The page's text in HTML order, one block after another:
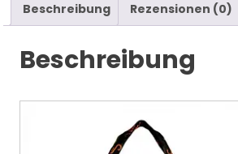
Beschreibung Rezensionen (0)
Beschreibung